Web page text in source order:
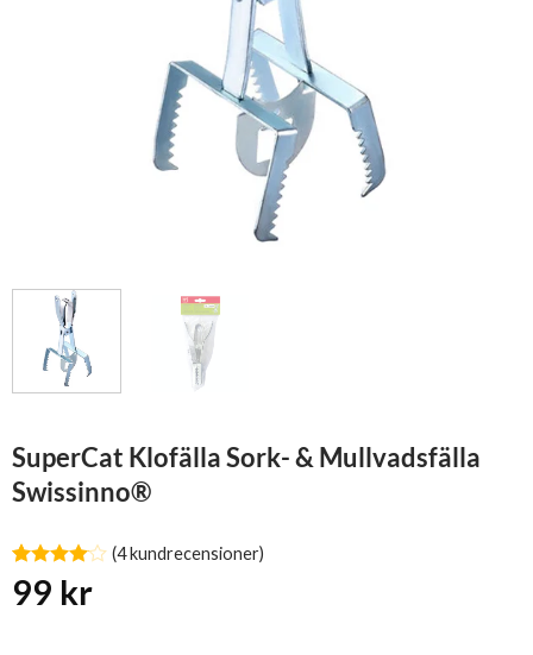
SuperCat Klofälla Sork- & Mullvadsfälla
Swissinno®
Betygsatt
4av 5
4
(4kundrecensioner)
99 kr